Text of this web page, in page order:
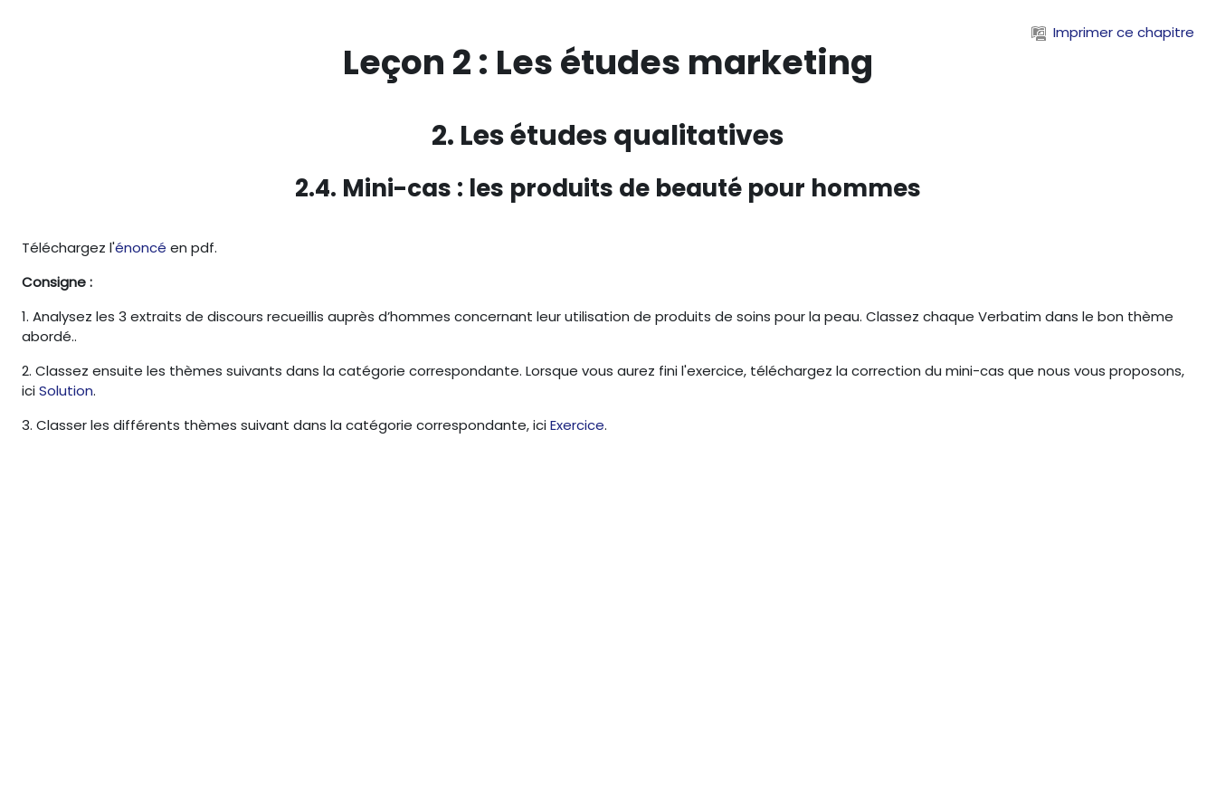
Imprimer ce chapitre
Leçon 2 : Les études marketing
2. Les études qualitatives
2.4. Mini-cas : les produits de beauté pour hommes
Téléchargez l'énoncé en pdf.
Consigne :
1. Analysez les 3 extraits de discours recueillis auprès d’hommes concernant leur utilisation de produits de soins pour la peau. Classez chaque Verbatim dans le bon thème
abordé..
2. Classez ensuite les thèmes suivants dans la catégorie correspondante. Lorsque vous aurez fini l'exercice, téléchargez la correction du mini-cas que nous vous proposons,
iciSolution.
3. Classer les différents thèmes suivant dans la catégorie correspondante, iciExercice.